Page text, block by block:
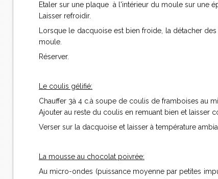
Etaler sur une plaque à l'intérieur du moule sur une
Laisser refroidir.
Lorsque le dacquoise est bien froide, la détacher
moule.
Réserver.
Le coulis gélifié:
Chauffer 3à 4 c.à soupe de coulis de framboises au
Ajouter au reste du coulis en remuant bien et laisser
Verser sur la dacquoise et laisser à température
La mousse au chocolat poivrée:
Au micro-ondes (puissance moyenne par petites